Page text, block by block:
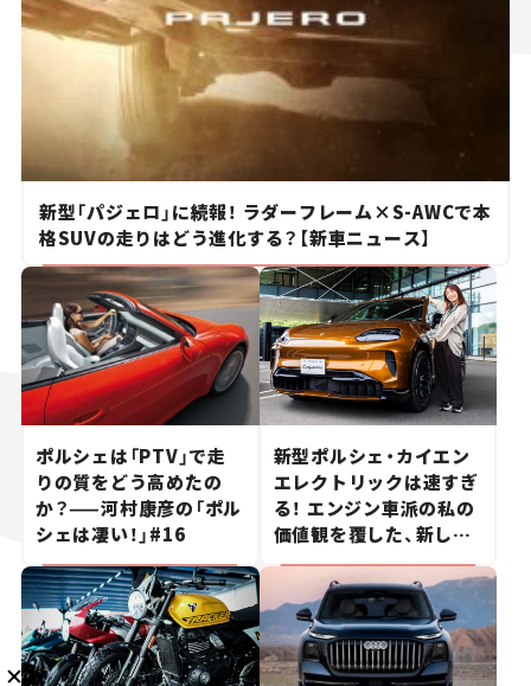
新型「パジェロ」に続報！ ラダーフレーム×S-AWCで本
格SUVの走りはどう進化する？【新車ニュース】
ポルシェは「PTV」で走
りの質をどう高めたの
か？——河村康彦の「ポル
シェは凄い！」#16
新型ポルシェ・カイエン
エレクトリックは速すぎ
る！ エンジン車派の私の
価値観を覆した、新しい
ポルシェの走り。
メルマガ登録
KURU KURAについて広告掲載 プライバシーポリシー 採用情報
FAQ
follow us